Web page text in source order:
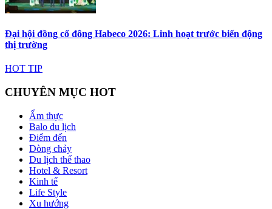
Đại hội đồng cổ đông Habeco 2026: Linh hoạt trước biến động
thị trường
HOT TIP
CHUYÊN MỤC HOT
Ẩm thực
Balo du lịch
Điểm đến
Dòng chảy
Du lịch thể thao
Hotel & Resort
Kinh tế
Life Style
Xu hướng